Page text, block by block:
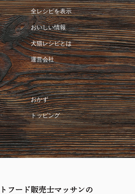
全レシピを表示
おいしい情報
犬猫レシピとは
運営会社
おかず
トッピング